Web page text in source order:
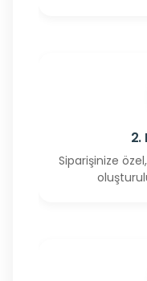
2.
Siparişinize